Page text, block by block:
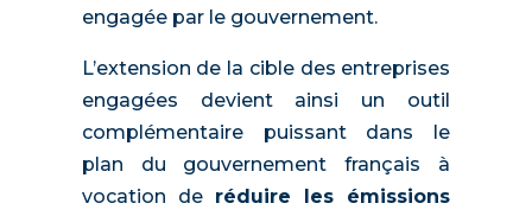
engagée par le gouvernement.
L’extension de la cible des entreprises
engagées devient ainsi un outil
complémentaire puissant dans le
plan du gouvernement français à
vocation de réduire les émissions